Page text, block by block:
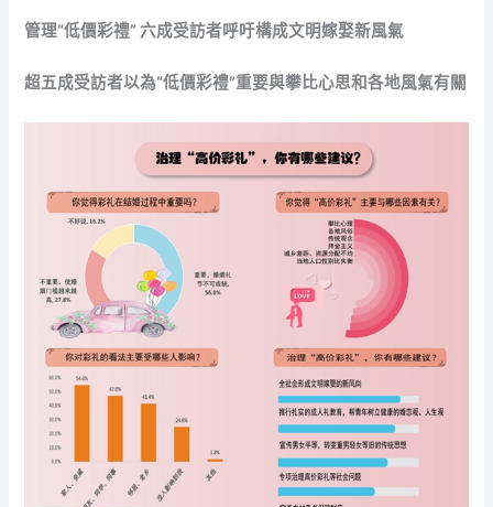
管理“低價彩禮” 六成受訪者呼吁構成文明嫁娶新風氣
超五成受訪者以為“低價彩禮”重要與攀比心思和各地風氣有關